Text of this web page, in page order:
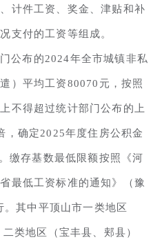
计件工资、奖金、津贴和补
支付的工资等组成。
公布的2024年全市城镇非私
）平均工资80070元，按照
不得超过统计部门公布的上
，确定2025年度住房公积金
缴存基数最低限额按照《河
最低工资标准的通知》（豫
其中平顶山市一类地区
类地区（宝丰县、郏县）